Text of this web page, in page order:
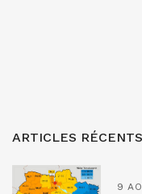
ARTICLES
9